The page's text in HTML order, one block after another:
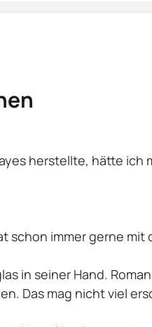
herstellte, hätte
schon immer gerne
in seiner Hand.
Das mag nicht viel